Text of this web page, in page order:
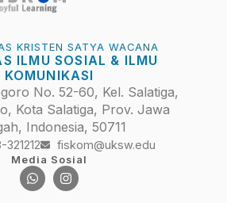
KRISTEN SATYA WACANA
ILMU SOSIAL & ILMU
KOMUNIKASI
No. 52-60, Kel. Salatiga,
Kota Salatiga, Prov. Jawa
Indonesia, 50711
fiskom@uksw.edu
Media Sosial